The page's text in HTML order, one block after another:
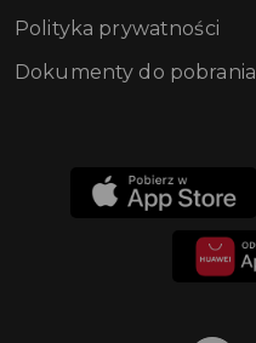
Polityka prywatności
Dokumenty do pobrania